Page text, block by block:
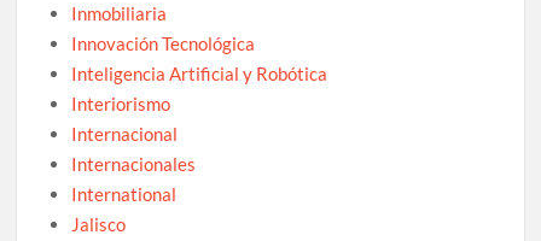
Inmobiliaria
Innovación Tecnológica
Inteligencia Artificial y Robótica
Interiorismo
Internacional
Internacionales
International
Jalisco